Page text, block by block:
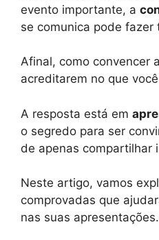
evento importante, a
se comunica pode fazer
Afinal, como convencer
acreditarem no que
A resposta está em
o segredo para ser
de apenas compartilhar
Neste artigo, vamos
comprovadas que
nas suas apresentações.